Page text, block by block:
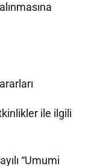
ile ilgili
“Umumi